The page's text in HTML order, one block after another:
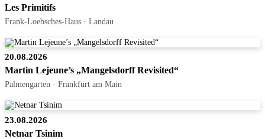
Les Primitifs
Frank-Loebsches-Haus · Landau
20.08.2026
Martin Lejeune’s „Mangelsdorff Revisited“
Palmengarten · Frankfurt am Main
23.08.2026
Netnar Tsinim